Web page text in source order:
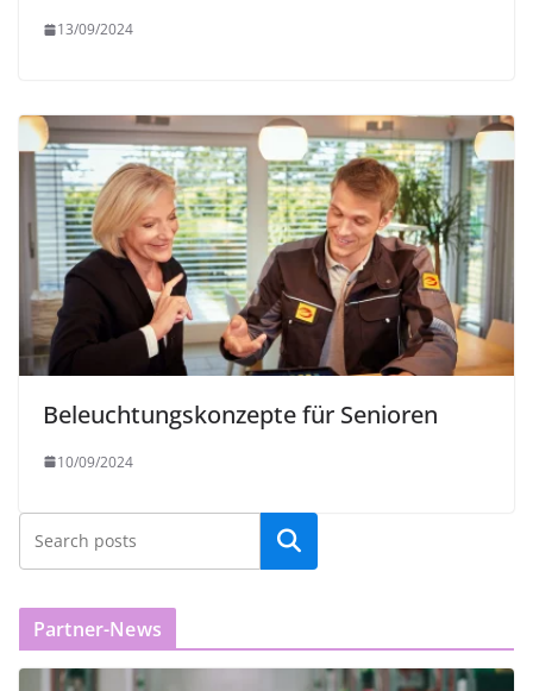
13/09/2024
Beleuchtungskonzepte für Senioren
10/09/2024
Partner-News